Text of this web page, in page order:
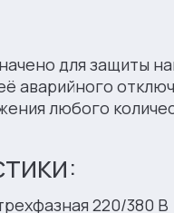
для защиты
аварийного
любого
220/380 В